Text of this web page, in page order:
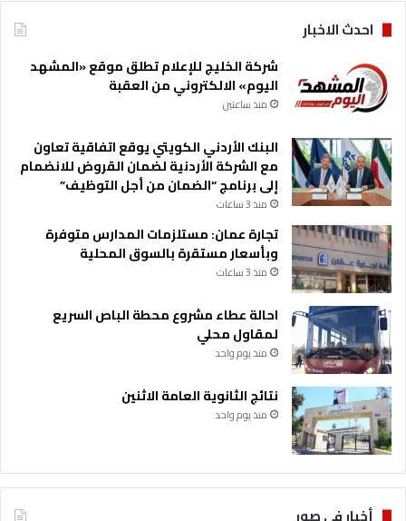
احدث الاخبار
شركة الخليج للإعلام تطلق موقع «المشهد
اليوم» الالكتروني من العقبة
منذ ساعتين
البنك الأردني الكويتي يوقع اتفاقية تعاون
مع الشركة الأردنية لضمان القروض للانضمام
إلى برنامج “الضمان من أجل التوظيف”
منذ 3 ساعات
تجارة عمان: مستلزمات المدارس متوفرة
وبأسعار مستقرة بالسوق المحلية
منذ 3 ساعات
احالة عطاء مشروع محطة الباص السريع
لمقاول محلي
منذ يوم واحد
نتائج الثانوية العامة الاثنين
منذ يوم واحد